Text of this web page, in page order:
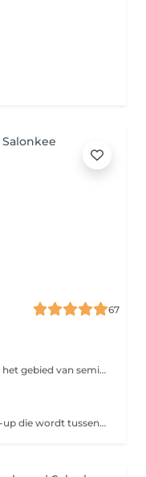
67
Powder Brows is dé nieuwste trend op het gebied van semi permanente make-up voor de wenkbrauwen. Bij deze techniek wordt er een poeder effect gecreëerd. De prijs is inclusief na behandeling.
De Infralash is semi-permanente make-up die wordt tussen de wimpers gezet. Het is niet zo heftig als een eyeliner, maar zorgt voor een frisse blik. De Infralash blijft 1,5 -3 jaar zitten. De prijs is inclusief een nabehandeling.